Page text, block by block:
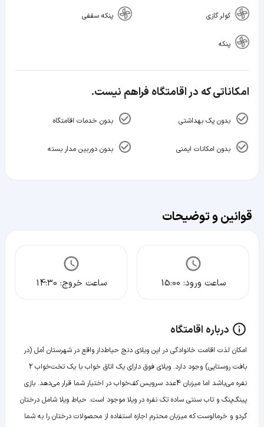
کولر گازی پنکه سقفی
پنکه
امکاناتی که در اقامتگاه فراهم نیست.
بدون پک بهداشتی بدون خدمات اقامتگاه
بدون امکانات ایمنی بدون دوربین مدار بسته
قوانین و توضیحات
ساعت ورود: 15:00 ساعت خروج: 14:30
درباره اقامتگاه
امکان لذت اقامت خانوادگی در این ویلای دنج حیاط‌‌‌‌‌‌دار واقع در شهرستان آمل (در
بافت روستایی) وجود دارد. ویلای فوق دارای یک اتاق خواب با یک تخت‌خواب 2
نفره می‌باشد اما میزبان 4عدد سرویس کف‌خواب در اختیار شما قرار می‌دهد. بازی
پینگ‌پنگ و تاب سنتی ساده تک نفره در ویلا موجود است. حیاط ویلا شامل درختان
گردو و خرمالوست که میزبان محترم اجازه استفاده از محصولات درختان را به شما